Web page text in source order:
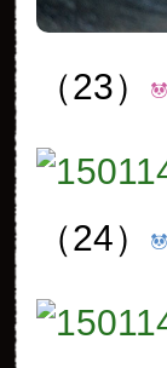
（23）
（24）